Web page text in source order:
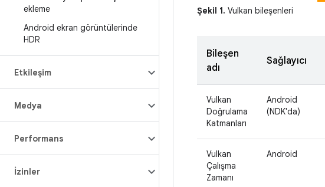
ekleme
Android ekran görüntülerinde
HDR
Etkileşim
Medya
Performans
İzinler
Şekil 1. Vulkan bileşenleri
Bileşen
adı
Sağlayıcı
Vulkan
Doğrulama
Katmanları
Android
(NDK'da)
Vulkan
Çalışma
Zamanı
Android